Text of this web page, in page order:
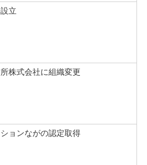
立
株式会社に組織変更
ョンながの認定取得